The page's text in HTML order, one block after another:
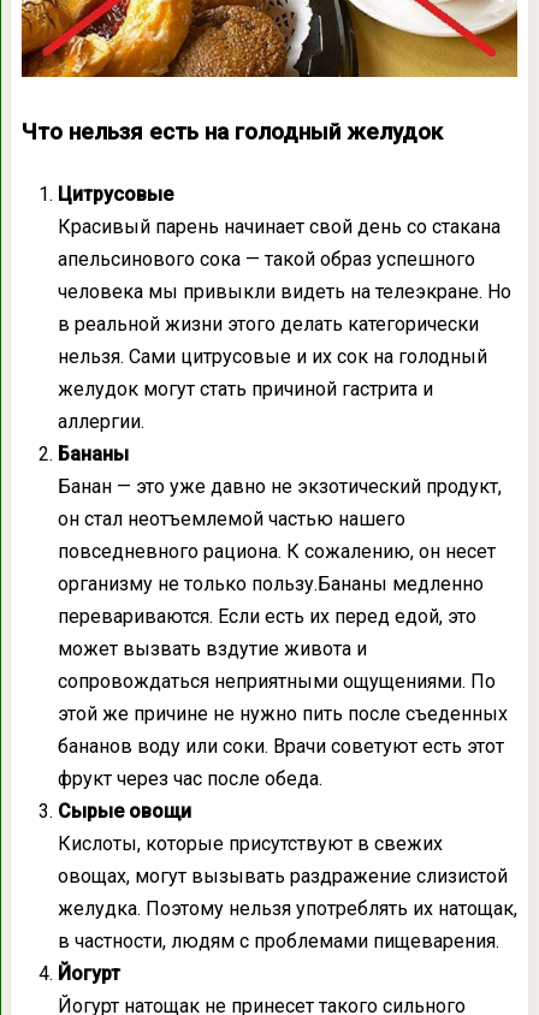
Что нельзя есть на голодный желудок
Цитрусовые
Красивый парень начинает свой день со стакана
апельсинового сока — такой образ успешного
человека мы привыкли видеть на телеэкране. Но
в реальной жизни этого делать категорически
нельзя. Сами цитрусовые и их сок на голодный
желудок могут стать причиной гастрита и
аллергии.
Бананы
Банан — это уже давно не экзотический продукт,
он стал неотъемлемой частью нашего
повседневного рациона. К сожалению, он несет
организму не только пользу.Бананы медленно
перевариваются. Если есть их перед едой, это
может вызвать вздутие живота и
сопровождаться неприятными ощущениями. По
этой же причине не нужно пить после съеденных
бананов воду или соки. Врачи советуют есть этот
фрукт через час после обеда.
Сырые овощи
Кислоты, которые присутствуют в свежих
овощах, могут вызывать раздражение слизистой
желудка. Поэтому нельзя употреблять их натощак,
в частности, людям с проблемами пищеварения.
Йогурт
Йогурт натощак не принесет такого сильного